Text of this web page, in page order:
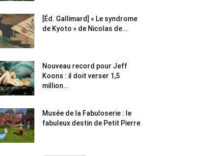
[Éd. Gallimard] « Le syndrome
de Kyoto » de Nicolas de...
Nouveau record pour Jeff
Koons : il doit verser 1,5
million...
Musée de la Fabuloserie : le
fabuleux destin de Petit Pierre